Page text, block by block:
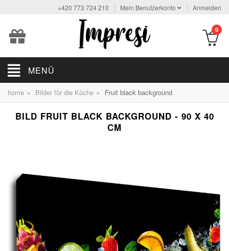
+420 773 724 210 Mein Benutzerkonto Anmelden
0
MENÜ
home » Bilder für die Küche » Fruit black background
BILD FRUIT BLACK BACKGROUND - 90 X 40
CM